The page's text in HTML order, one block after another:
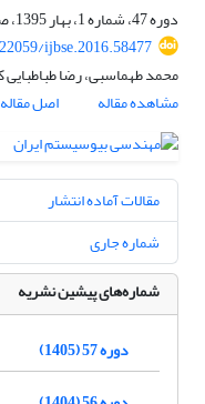
دوره 47، شماره 1، بهار 1395، صفحه
ijbse.2016.58477
محمد طهماسبی، رضا
مشاهده مقاله
اصل مقاله
مقالات آماده انتشار
شماره جاری
شماره‌های پیشین نشریه
دوره 57 (1405)